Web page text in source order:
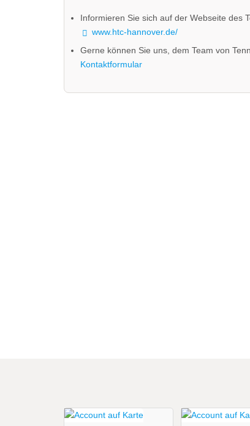
Informieren Sie sich auf der Webseite des
www.htc-hannover.de/
Gerne können Sie uns, dem Team von
Kontaktformular